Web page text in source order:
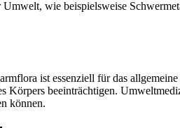
wie beispielsweise
ist essenziell für das
beeinträchtigen.
können.